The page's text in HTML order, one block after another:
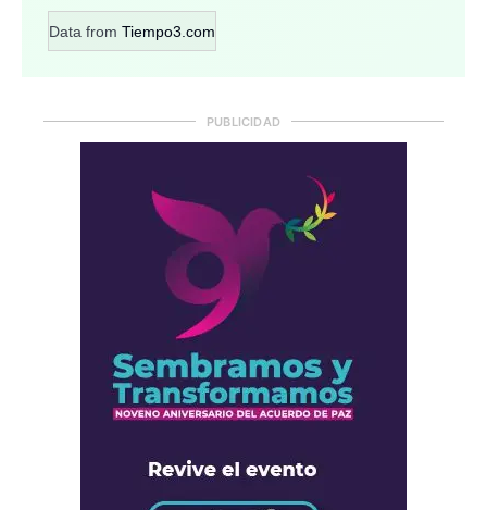
Data from Tiempo3.com
PUBLICIDAD